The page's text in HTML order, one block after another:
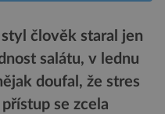
člověk staral jen
salátu, v lednu
doufal, že stres
se zcela